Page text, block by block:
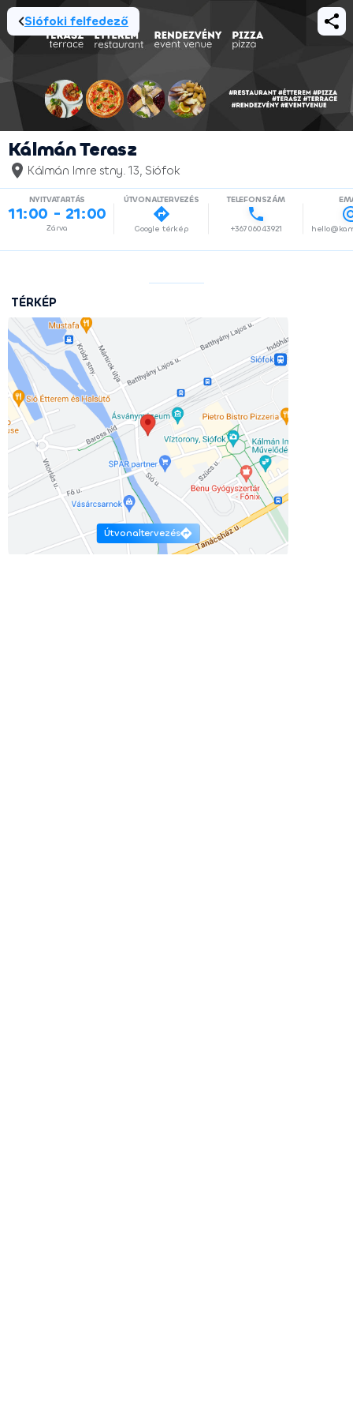
Siófoki felfedező
Kálmán Terasz
Kálmán Imre stny. 13, Siófok
NYITVATARTÁS
11:00 - 21:00
Zárva
ÚTVONALTERVEZÉS
Google térkép
TELEFONSZÁM
+36706043921
TÉRKÉP
Útvonaltervezés